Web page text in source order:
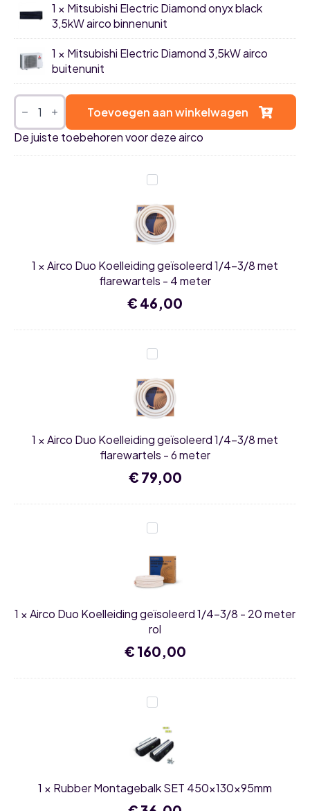
1 × Mitsubishi Electric Diamond onyx black
3,5kW airco binnenunit
1 × Mitsubishi Electric Diamond 3,5kW airco
buitenunit
Mitsubishi
Electric
Diamond
onyx
black
3,5kW
Toevoegen aan winkelwagen
De juiste toebehoren voor deze airco
Airco
Duo
Koelleiding
geïsoleerd
1/4-
3/8
met
-
4
meter
1 ×Airco Duo Koelleiding geïsoleerd 1/4-3/8 met
flarewartels - 4 meter
€ 46,00
Airco
Duo
Koelleiding
geïsoleerd
1/4-
3/8
met
-
6
meter
1 ×Airco Duo Koelleiding geïsoleerd 1/4-3/8 met
flarewartels - 6 meter
€ 79,00
Airco
Duo
geïsoleerd
1/4-
3/8
meter
rol
1 ×Airco Duo Koelleiding geïsoleerd 1/4-3/8 - 20 meter
rol
€ 160,00
Rubber
Montagebalk
SET
450x130x95mm
1 × Rubber Montagebalk SET 450x130x95mm